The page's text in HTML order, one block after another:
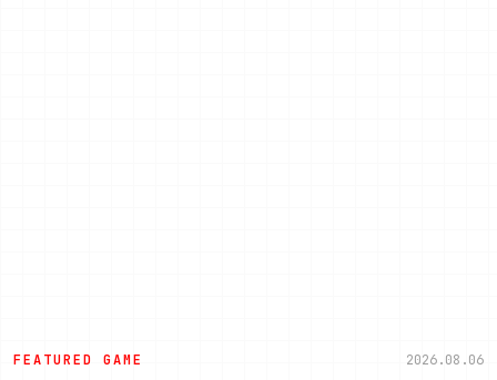
FEATURED GAME 2026.08.06